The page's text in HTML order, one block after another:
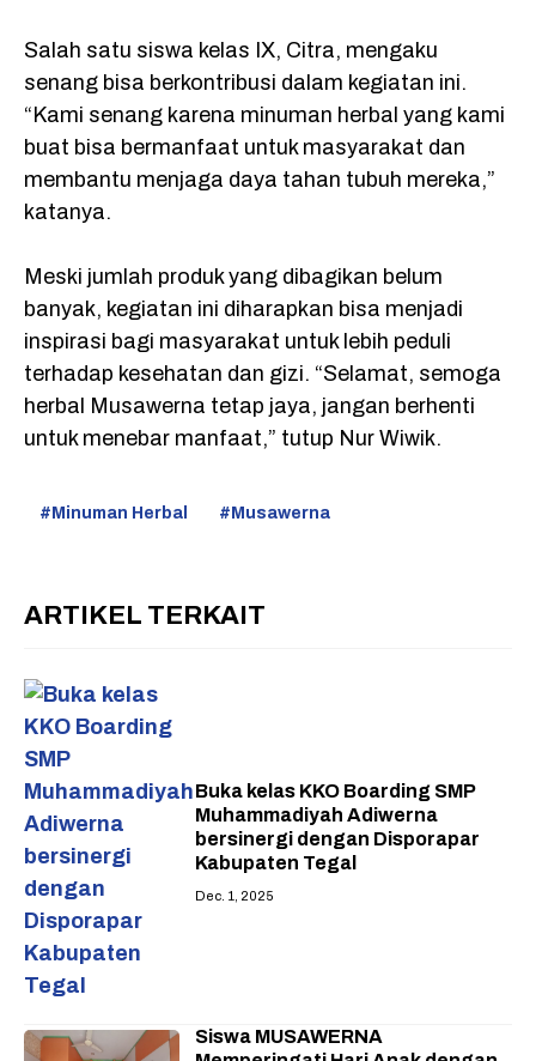
Salah satu siswa kelas IX, Citra, mengaku
senang bisa berkontribusi dalam kegiatan ini.
“Kami senang karena minuman herbal yang kami
buat bisa bermanfaat untuk masyarakat dan
membantu menjaga daya tahan tubuh mereka,”
katanya.
Meski jumlah produk yang dibagikan belum
banyak, kegiatan ini diharapkan bisa menjadi
inspirasi bagi masyarakat untuk lebih peduli
terhadap kesehatan dan gizi. “Selamat, semoga
herbal Musawerna tetap jaya, jangan berhenti
untuk menebar manfaat,” tutup Nur Wiwik.
Minuman Herbal Musawerna
ARTIKEL TERKAIT
Buka kelas KKO Boarding SMP
Muhammadiyah Adiwerna
bersinergi dengan Disporapar
Kabupaten Tegal
Dec. 1, 2025
Siswa MUSAWERNA